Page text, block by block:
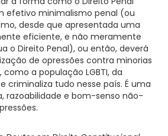
efetivo minimalismo penal (ou
desde que apresentada uma
eficiente, e não meramente
o Direito Penal), ou então, deverá
de opressões contra minorias
a população LGBTI, da
criminaliza tudo nesse país. É uma
razoabilidade e bom-senso não-